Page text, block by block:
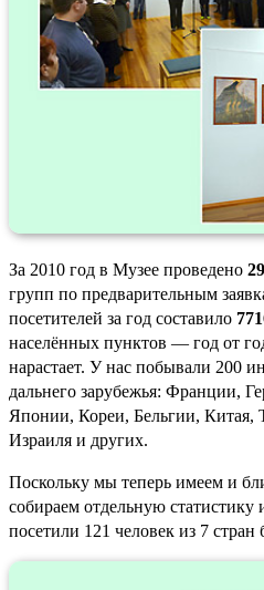
За 2010 год в Музее проведено
групп по предварительным
посетителей за год составило
населённых пунктов — год от
нарастает. У нас побывали 200
дальнего зарубежья: Франции,
Японии, Кореи, Бельгии, Китая,
Израиля и других.
Поскольку мы теперь имеем и
собираем отдельную
посетили 121 человек из 7 стран